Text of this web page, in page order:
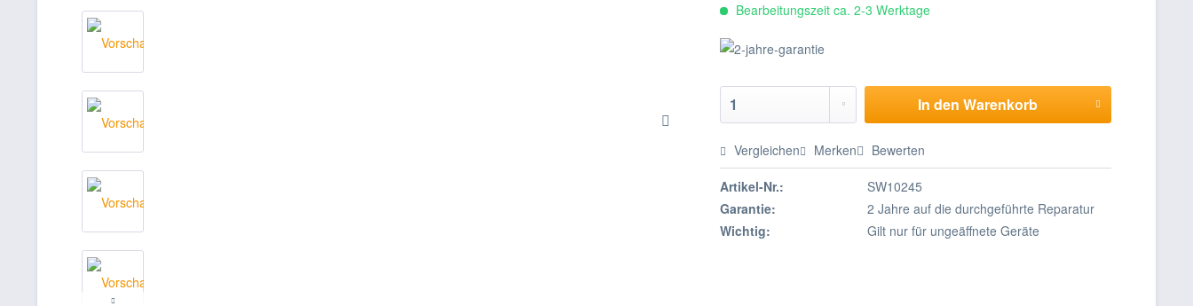
Bearbeitungszeit ca. 2-3 Werktage
In den Warenkorb
Vergleichen Merken Bewerten
Artikel-Nr.:
SW10245
Garantie:
2 Jahre auf die durchgeführte Reparatur
Wichtig:
Gilt nur für ungeäffnete Geräte